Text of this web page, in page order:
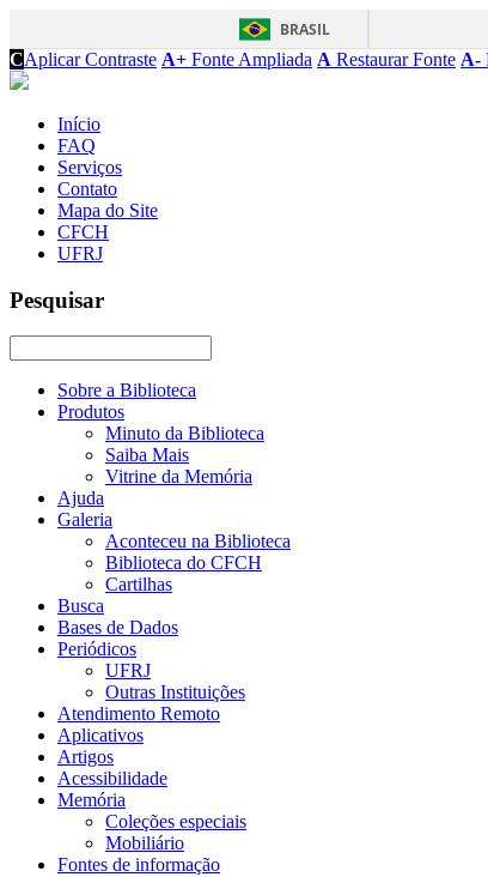
BRASIL
CAplicar Contraste A+ Fonte Ampliada A Restaurar Fonte A-
Início
FAQ
Serviços
Contato
Mapa do Site
CFCH
UFRJ
Pesquisar
Sobre a Biblioteca
Produtos
Minuto da Biblioteca
Saiba Mais
Vitrine da Memória
Ajuda
Galeria
Aconteceu na Biblioteca
Biblioteca do CFCH
Cartilhas
Busca
Bases de Dados
Periódicos
UFRJ
Outras Instituições
Atendimento Remoto
Aplicativos
Artigos
Acessibilidade
Memória
Coleções especiais
Mobiliário
Fontes de informação